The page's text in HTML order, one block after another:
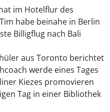
im Hotelflur des
habe beinahe in Berlin
Billigflug nach Bali
aus Toronto berichtet
werde eines Tages
Kiezes promovieren
Tag in einer Bibliothek